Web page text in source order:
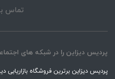
تماس
پردیس دیزاین را در شبکه های
پردیس دیزاین برترین فروشگاه بازاریابی